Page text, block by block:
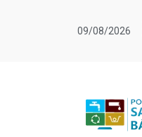
09/08/2026